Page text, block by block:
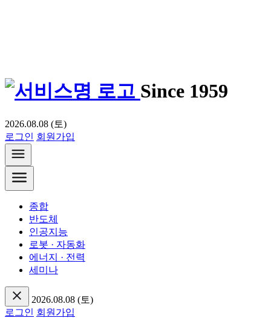
Since 1959
2026.08.08 (토)
로그인 회원가입
종합
반도체
인공지능
로봇 · 자동화
에너지 · 전력
세미나
2026.08.08 (토)
로그인 회원가입